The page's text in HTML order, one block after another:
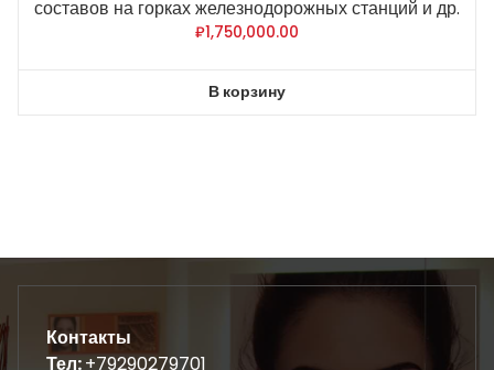
составов на горках железнодорожных станций и др.
₽1,750,000.00
В корзину
Контакты
Тел:+79290279701